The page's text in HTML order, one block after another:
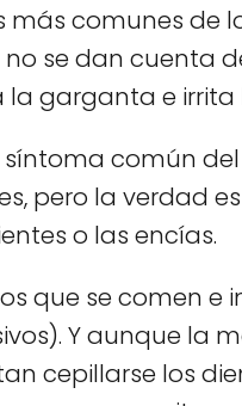
más comunes de
se dan cuenta
garganta e irrita
común
pero la verdad
o las encías.
que se comen e
Y aunque la
cepillarse los